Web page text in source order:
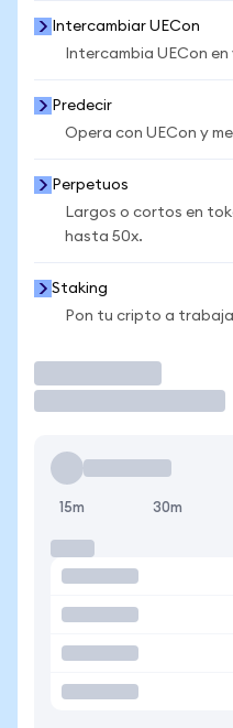
Intercambiar UECon
Intercambia UECon
Predecir
Opera con UECon y
Perpetuos
Largos o cortos en
hasta 50x.
Staking
Pon tu cripto a
15m 30m